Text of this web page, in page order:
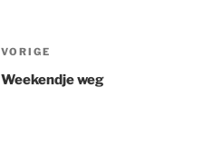
Bericht
navigatie
Vorig
bericht
VORIGE
Weekendje weg